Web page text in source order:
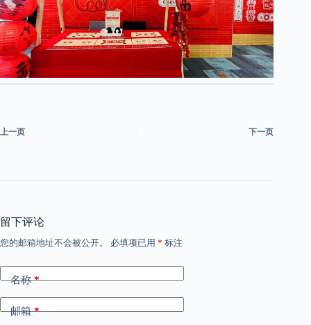
上一页 下一页
留下评论
您的邮箱地址不会被公开。 必填项已用 * 标注
名称*
邮箱*